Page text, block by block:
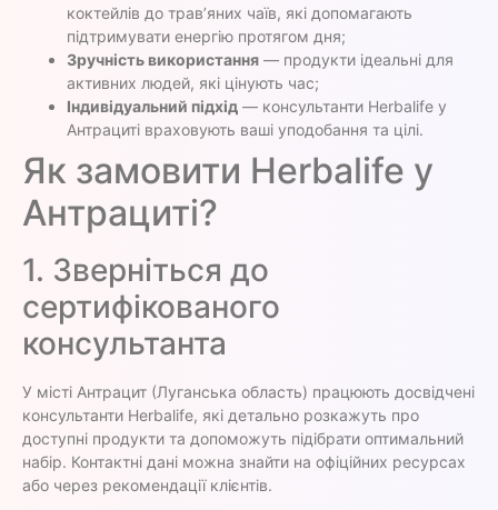
коктейлів до трав’яних чаїв, які допомагають
підтримувати енергію протягом дня;
Зручність використання — продукти ідеальні для
активних людей, які цінують час;
Індивідуальний підхід — консультанти Herbalife у
Антрациті враховують ваші уподобання та цілі.
Як замовити Herbalife у
Антрациті?
1. Зверніться до
сертифікованого
консультанта
У місті Антрацит (Луганська область) працюють досвідчені
консультанти Herbalife, які детально розкажуть про
доступні продукти та допоможуть підібрати оптимальний
набір. Контактні дані можна знайти на офіційних ресурсах
або через рекомендації клієнтів.